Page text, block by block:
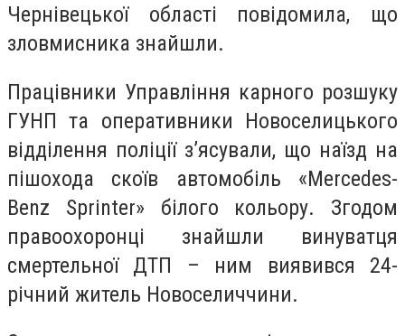
Чернівецької області повідомила, що
зловмисника знайшли.
Працівники Управління карного розшуку
ГУНП та оперативники Новоселицького
відділення поліції з’ясували, що наїзд на
пішохода скоїв автомобіль «Mercedes-
Benz Sprinter» білого кольору. Згодом
правоохоронці знайшли винуватця
смертельної ДТП – ним виявився 24-
річний житель Новоселиччини.